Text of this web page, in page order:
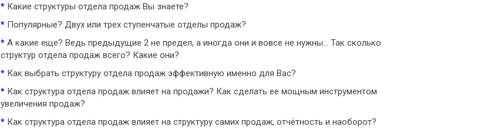
* Какие структуры отдела продаж Вы знаете?
* Популярные? Двух или трех ступенчатые отделы продаж?
* А какие еще? Ведь предыдущие 2 не предел, а иногда они и вовсе не нужны… Так сколько
структур отдела продаж всего? Какие они?
* Как выбрать структуру отдела продаж эффективную именно для Вас?
* Как структура отдела продаж влияет на продажи? Как сделать ее мощным инструментом
увеличения продаж?
* Как структура отдела продаж влияет на структуру самих продаж, отчётность и наоборот?